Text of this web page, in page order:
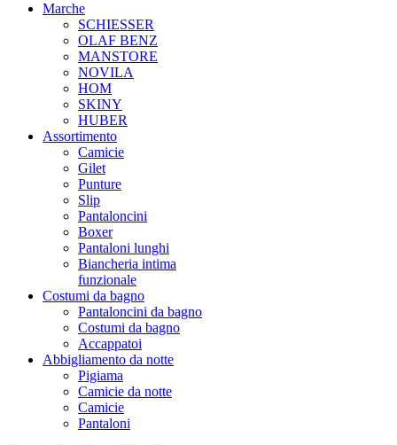
Marche
SCHIESSER
OLAF BENZ
MANSTORE
NOVILA
HOM
SKINY
HUBER
Assortimento
Camicie
Gilet
Punture
Slip
Pantaloncini
Boxer
Pantaloni lunghi
Biancheria intima
funzionale
Costumi da bagno
Pantaloncini da bagno
Costumi da bagno
Accappatoi
Abbigliamento da notte
Pigiama
Camicie da notte
Camicie
Pantaloni